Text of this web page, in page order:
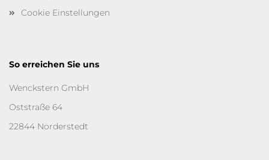
Cookie Einstellungen
So erreichen Sie uns
Wenckstern GmbH
Oststraße 64
22844 Norderstedt